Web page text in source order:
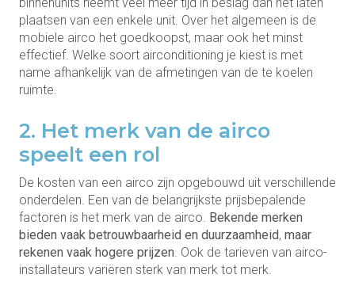
binnenunits neemt veel meer tijd in beslag dan het laten
plaatsen van een enkele unit. Over het algemeen is de
mobiele airco het goedkoopst, maar ook het minst
effectief. Welke soort airconditioning je kiest is met
name afhankelijk van de afmetingen van de te koelen
ruimte.
2. Het merk van de airco
speelt een rol
De kosten van een airco zijn opgebouwd uit verschillende
onderdelen. Een van de belangrijkste prijsbepalende
factoren is het merk van de airco. Bekende merken
bieden vaak betrouwbaarheid en duurzaamheid, maar
rekenen vaak hogere prijzen. Ook de tarieven van airco-
installateurs variëren sterk van merk tot merk.